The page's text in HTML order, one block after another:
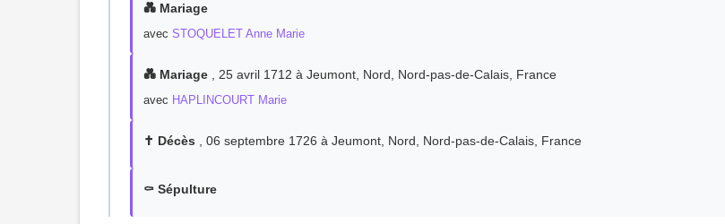
💑 Mariage
avec STOQUELET Anne Marie
💑 Mariage , 25 avril 1712 à Jeumont, Nord, Nord-pas-de-Calais, France
avec HAPLINCOURT Marie
✝️ Décès , 06 septembre 1726 à Jeumont, Nord, Nord-pas-de-Calais, France
⚰️ Sépulture